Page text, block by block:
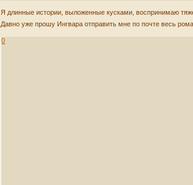
Я длинные истории, выложенные кусками, воспринимаю
Давно уже прошу Ингвара отправить мне по почте весь
0